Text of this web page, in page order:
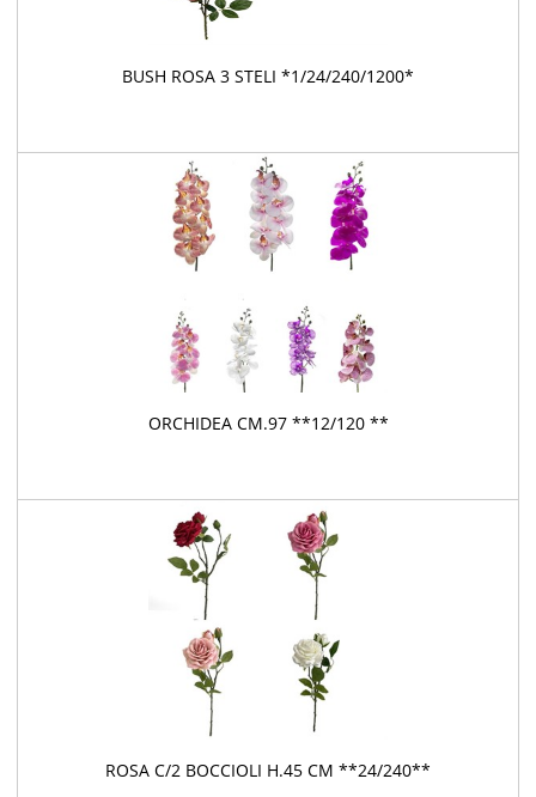
BUSH ROSA 3 STELI *1/24/240/1200*
ORCHIDEA CM.97 **12/120 **
ROSA C/2 BOCCIOLI H.45 CM **24/240**